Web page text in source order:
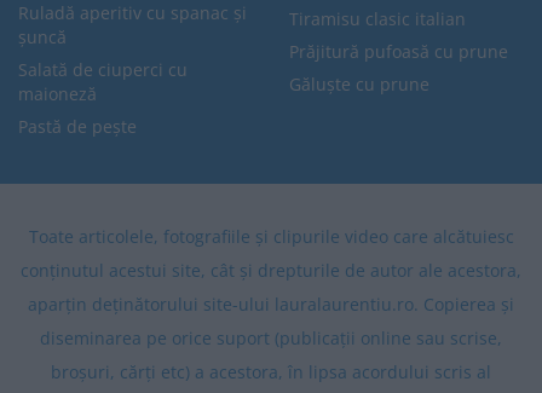
Ruladă aperitiv cu spanac și
șuncă
Salată de ciuperci cu
maioneză
Pastă de pește
Tiramisu clasic italian
Prăjitură pufoasă cu prune
Găluște cu prune
Toate articolele, fotografiile și clipurile video care alcătuiesc
conținutul acestui site, cât și drepturile de autor ale acestora,
aparțin deținătorului site-ului lauralaurentiu.ro. Copierea și
diseminarea pe orice suport (publicații online sau scrise,
broșuri, cărți etc) a acestora, în lipsa acordului scris al